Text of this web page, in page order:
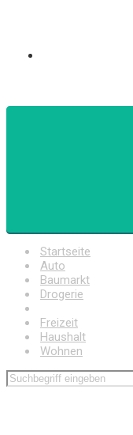
Startseite
Auto
Baumarkt
Drogerie
Freizeit
Haushalt
Wohnen